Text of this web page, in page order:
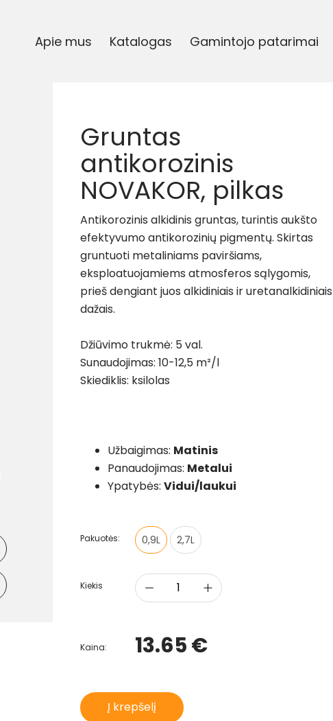
Apie mus Katalogas Gamintojo patarimai
Gruntas
antikorozinis
NOVAKOR, pilkas
Antikorozinis alkidinis gruntas, turintis aukšto
efektyvumo antikorozinių pigmentų. Skirtas
gruntuoti metaliniams paviršiams,
eksploatuojamiems atmosferos sąlygomis,
prieš dengiant juos alkidiniais ir uretanalkidiniais
dažais.
Džiūvimo trukmė: 5 val.
Sunaudojimas: 10-12,5 m²/l
Skiediklis: ksilolas
Užbaigimas: Matinis
Panaudojimas: Metalui
Ypatybės: Vidui/laukui
Pakuotės: 0,9L 2,7L
Kiekis
Kaina: 13.65 €
Į krepšelį